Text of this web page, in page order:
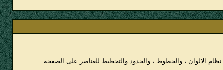
الالوان ، والخطوط ، والحدود والتخطيط للعناصر على الصفحه.